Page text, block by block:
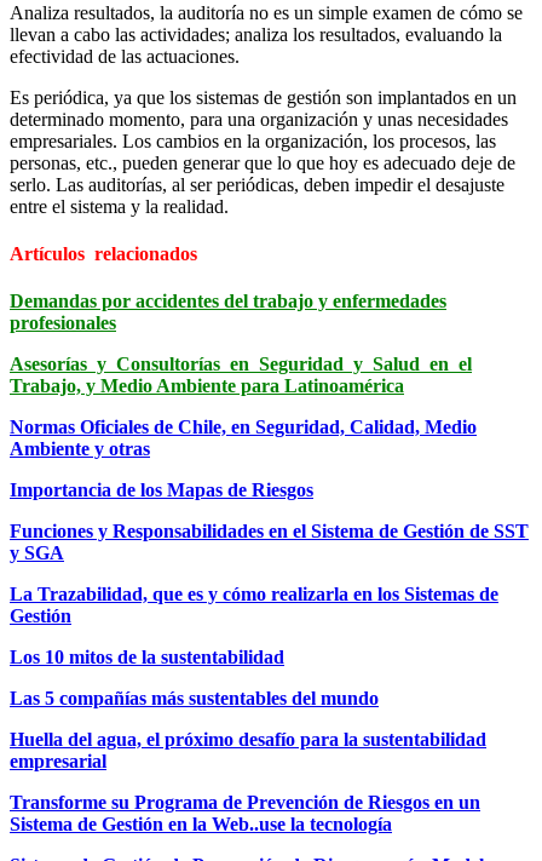
Analiza resultados, la auditoría no es un simple examen de cómo se
llevan a cabo las actividades; analiza los resultados, evaluando la
efectividad de las actuaciones.
Es periódica, ya que los sistemas de gestión son implantados en un
determinado momento, para una organización y unas necesidades
empresariales. Los cambios en la organización, los procesos, las
personas, etc., pueden generar que lo que hoy es adecuado deje de
serlo. Las auditorías, al ser periódicas, deben impedir el desajuste
entre el sistema y la realidad.
Artículos relacionados
Demandas por accidentes del trabajo y enfermedades
profesionales
Asesorías y Consultorías en Seguridad y Salud en el
Trabajo, y Medio Ambiente para Latinoamérica
Normas Oficiales de Chile, en Seguridad, Calidad, Medio
Ambiente y otras
Importancia de los Mapas de Riesgos
Funciones y Responsabilidades en el Sistema de Gestión de SST
y SGA
La Trazabilidad, que es y cómo realizarla en los Sistemas de
Gestión
Los 10 mitos de la sustentabilidad
Las 5 compañías más sustentables del mundo
Huella del agua, el próximo desafío para la sustentabilidad
empresarial
Transforme su Programa de Prevención de Riesgos en un
Sistema de Gestión en la Web..use la tecnología